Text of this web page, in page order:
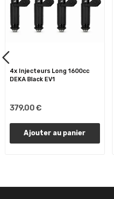
4x Injecteurs Long 1600cc
DEKA Black EV1
379,00 €
Ajouter au panier